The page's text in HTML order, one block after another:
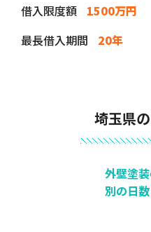
借入限度額
1500万円
最長借入期間
20年
埼玉県
外壁塗
別の日